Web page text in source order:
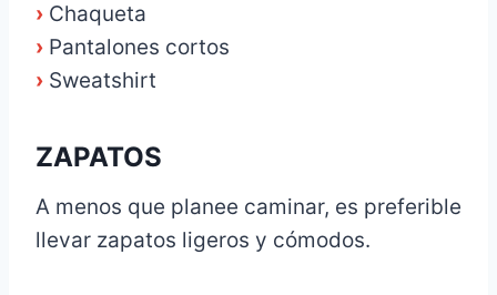
› Chaqueta
› Pantalones cortos
› Sweatshirt
ZAPATOS
A menos que planee caminar, es preferible
llevar zapatos ligeros y cómodos.